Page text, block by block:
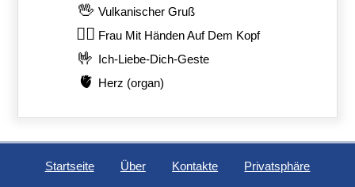
🖖 Vulkanischer Gruß
🙆‍♀️ Frau Mit Händen Auf Dem Kopf
🤟 Ich-Liebe-Dich-Geste
🫀 Herz (organ)
Startseite Über Kontakte Privatsphäre